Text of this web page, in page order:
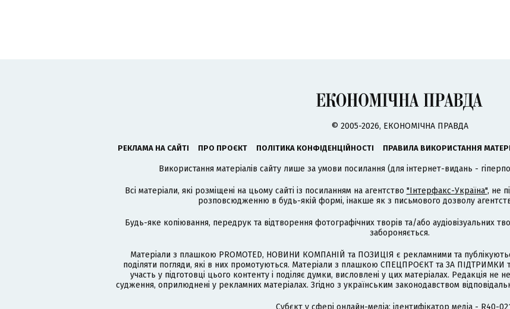
© 2005-2026, ЕКОНОМІЧНА ПРАВДА
РЕКЛАМА НА САЙТІ ПРО ПРОЄКТ ПОЛІТИКА КОНФІДЕНЦІЙНОСТІ ПРАВИЛА ВИКОРИСТАННЯ
Використання матеріалів сайту лише за умови посилання (для інтернет-видань -
Всі матеріали, які розміщені на цьому сайті із посиланням на агентство "Інтерфакс-Україна", не
розповсюдженню в будь-якій формі, інакше як з письмового дозволу
Будь-яке копіювання, передрук та відтворення фотографічних творів та/або аудіовізуальних
забороняється.
Матеріали з плашкою PROMOTED, НОВИНИ КОМПАНІЙ та ПОЗИЦІЯ є рекламними та
поділяти погляди, які в них промотуються. Матеріали з плашкою СПЕЦПРОЄКТ та ЗА ПІДТРИМКИ
участь у підготовці цього контенту і поділяє думки, висловлені у цих матеріалах. Редакція не
судження, оприлюднені у рекламних матеріалах. Згідно з українським законодавством